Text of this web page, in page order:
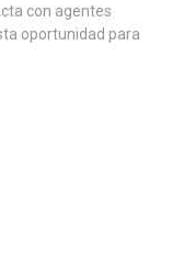
con agentes
oportunidad para